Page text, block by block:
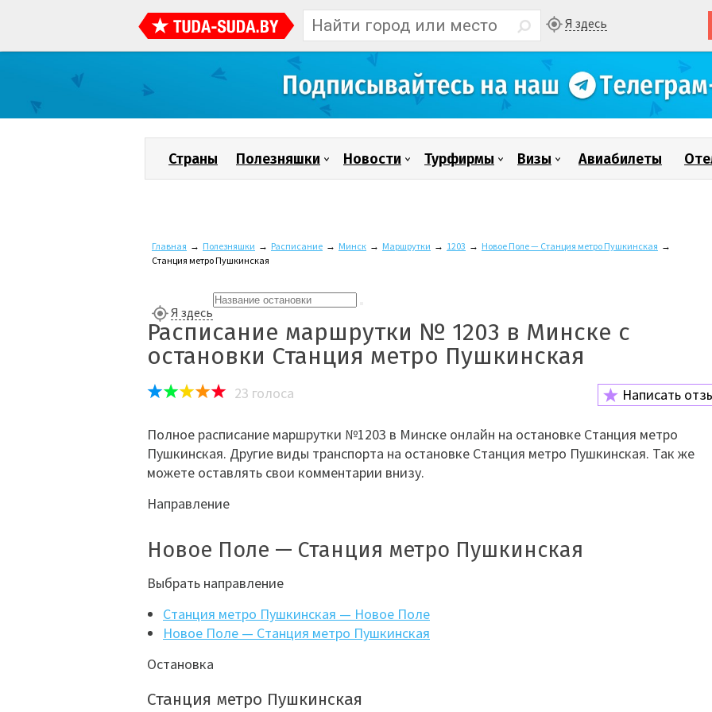
Я здесь
Страны Полезняшки Новости Турфирмы Визы Авиабилеты
Главная → Полезняшки → Расписание → Минск → Маршрутки → 1203 → Новое Поле — Станция метро Пушкинская →
Станция метро Пушкинская
Я здесь
Расписание маршрутки № 1203 в Минске с
остановки Станция метро Пушкинская
23 голоса Написать
Полное расписание маршрутки №1203 в Минске онлайн на остановке Станция метро
Пушкинская. Другие виды транспорта на остановке Станция метро Пушкинская. Так же
можете оставлять свои комментарии внизу.
Направление
Новое Поле — Станция метро Пушкинская
Выбрать направление
Станция метро Пушкинская — Новое Поле
Новое Поле — Станция метро Пушкинская
Остановка
Станция метро Пушкинская